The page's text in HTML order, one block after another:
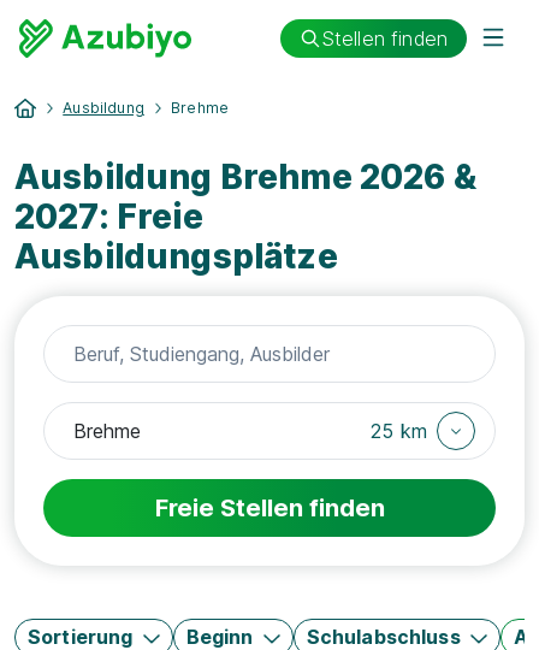
Stellen finden
Ausbildung Brehme
Ausbildung Brehme 2026 &
2027: Freie
Ausbildungsplätze
25 km
Freie Stellen finden
Sortierung Beginn Schulabschluss